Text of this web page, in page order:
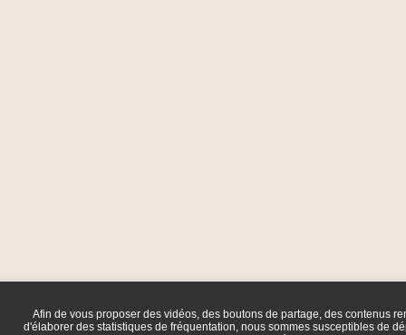
Afin de vous proposer des vidéos, des boutons de partage, des contenus
d'élaborer des statistiques de fréquentation, nous sommes susceptibles de